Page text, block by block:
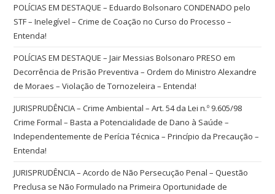
POLÍCIAS EM DESTAQUE – Eduardo Bolsonaro CONDENADO pelo
STF – Inelegível – Crime de Coação no Curso do Processo –
Entenda!
POLÍCIAS EM DESTAQUE – Jair Messias Bolsonaro PRESO em
Decorrência de Prisão Preventiva – Ordem do Ministro Alexandre
de Moraes – Violação de Tornozeleira – Entenda!
JURISPRUDÊNCIA – Crime Ambiental – Art. 54 da Lei n.º 9.605/98
Crime Formal – Basta a Potencialidade de Dano à Saúde –
Independentemente de Perícia Técnica – Princípio da Precaução –
Entenda!
JURISPRUDÊNCIA – Acordo de Não Persecução Penal – Questão
Preclusa se Não Formulado na Primeira Oportunidade de